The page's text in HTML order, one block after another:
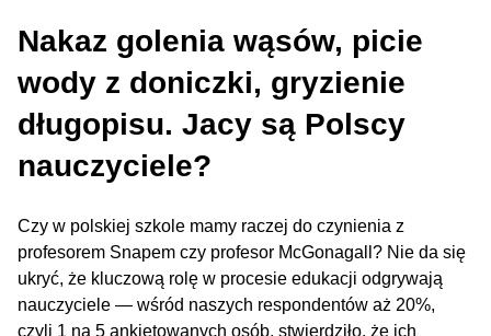
Nakaz golenia wąsów, picie
wody z doniczki, gryzienie
długopisu. Jacy są Polscy
nauczyciele?
Czy w polskiej szkole mamy raczej do czynienia z
profesorem Snapem czy profesor McGonagall? Nie da się
ukryć, że kluczową rolę w procesie edukacji odgrywają
nauczyciele — wśród naszych respondentów aż 20%,
czyli 1 na 5 ankietowanych osób, stwierdziło, że ich